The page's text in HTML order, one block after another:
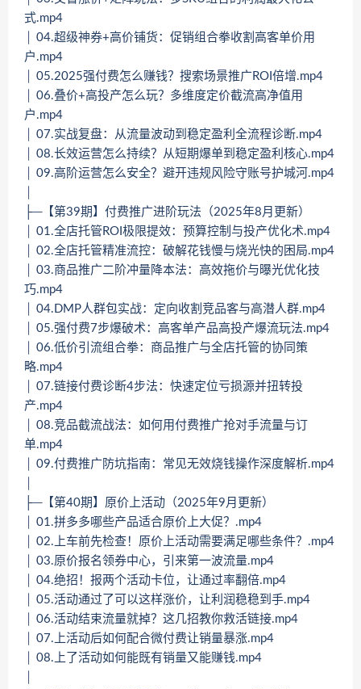
式.mp4
│ 04.超级神券+高价铺货：促销组合拳收割高客单价用
户.mp4
│ 05.2025强付费怎么赚钱？搜索场景推广ROI倍增.mp4
│ 06.叠价+高投产怎么玩？多维度定价截流高净值用
户.mp4
│ 07.实战复盘：从流量波动到稳定盈利全流程诊断.mp4
│ 08.长效运营怎么持续？从短期爆单到稳定盈利核心.mp4
│ 09.高阶运营怎么安全？避开违规风险守账号护城河.mp4
├─【第39期】付费推广进阶玩法（2025年8月更新）
│ 01.全店托管ROI极限提效：预算控制与投产优化术.mp4
│ 02.全店托管精准流控：破解花钱慢与烧光快的困局.mp4
│ 03.商品推广二阶冲量降本法：高效拖价与曝光优化技
巧.mp4
│ 04.DMP人群包实战：定向收割竞品客与高潜人群.mp4
│ 05.强付费7步爆破术：高客单产品高投产爆流玩法.mp4
│ 06.低价引流组合拳：商品推广与全店托管的协同策
略.mp4
│ 07.链接付费诊断4步法：快速定位亏损源并扭转投
产.mp4
│ 08.竞品截流战法：如何用付费推广抢对手流量与订
单.mp4
│ 09.付费推广防坑指南：常见无效烧钱操作深度解析.mp4
├─【第40期】原价上活动（2025年9月更新）
│ 01.拼多多哪些产品适合原价上大促？.mp4
│ 02.上车前先检查！原价上活动需要满足哪些条件？.mp4
│ 03.原价报名领券中心，引来第一波流量.mp4
│ 04.绝招！报两个活动卡位，让通过率翻倍.mp4
│ 05.活动通过了可以这样涨价，让利润稳稳到手.mp4
│ 06.活动结束流量就掉？这几招教你救活链接.mp4
│ 07.上活动后如何配合微付费让销量暴涨.mp4
│ 08.上了活动如何能既有销量又能赚钱.mp4